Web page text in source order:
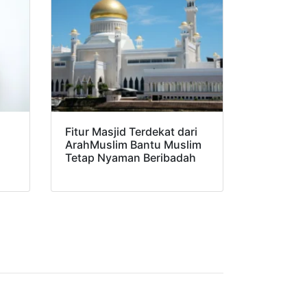
Fitur Masjid Terdekat dari
ArahMuslim Bantu Muslim
Tetap Nyaman Beribadah